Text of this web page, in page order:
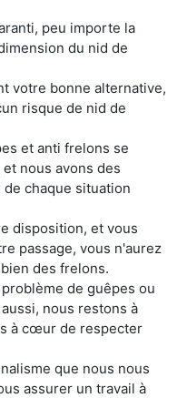
peu importe la
du nid de
votre bonne alternative,
risque de nid de
et anti frelons se
nous avons des
chaque situation
disposition, et vous
passage, vous n'aurez
des frelons.
de guêpes ou
nous restons à
à cœur de respecter
que nous nous
assurer un travail à